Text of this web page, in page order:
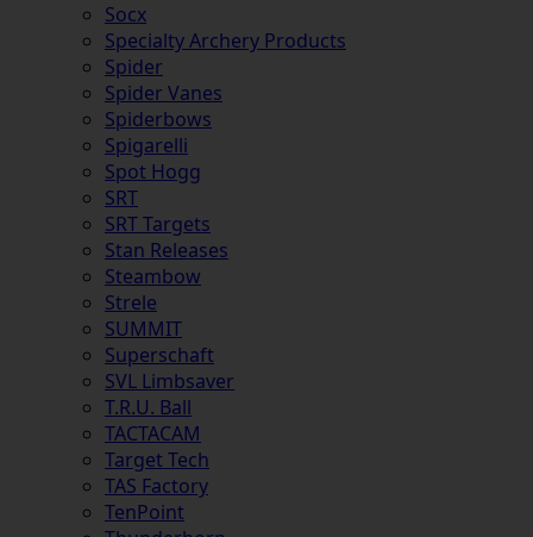
Socx
Specialty Archery Products
Spider
Spider Vanes
Spiderbows
Spigarelli
Spot Hogg
SRT
SRT Targets
Stan Releases
Steambow
Strele
SUMMIT
Superschaft
SVL Limbsaver
T.R.U. Ball
TACTACAM
Target Tech
TAS Factory
TenPoint